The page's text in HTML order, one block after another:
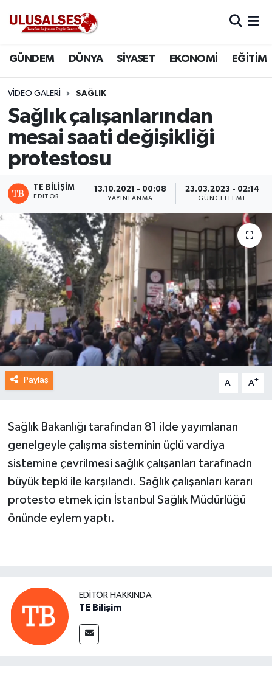
GÜNDEM DÜNYA SİYASET EKONOMİ EĞİTİM
VIDEO GALERI SAĞLIK
Sağlık çalışanlarından
mesai saati değişikliği
protestosu
TE BILIŞIM
EDITÖR
13.10.2021 - 00:08
YAYINLANMA
23.03.2023 - 02:14
GÜNCELLEME
Paylaş A- A+
Sağlık Bakanlığı tarafından 81 ilde yayımlanan
genelgeyle çalışma sisteminin üçlü vardiya
sistemine çevrilmesi sağlık çalışanları tarafınadn
büyük tepki ile karşılandı. Sağlık çalışanları kararı
protesto etmek için İstanbul Sağlık Müdürlüğü
önünde eylem yaptı.
EDITÖR HAKKINDA
TE Bilişim
DÜNYA
SİYASET
EKONOMİ
SAĞLIK
MAGAZİN
SPOR
Trafik Durumu
Süper Lig Puan Durumu ve Fikstür
Tüm Manşetler
Haber Arşivi